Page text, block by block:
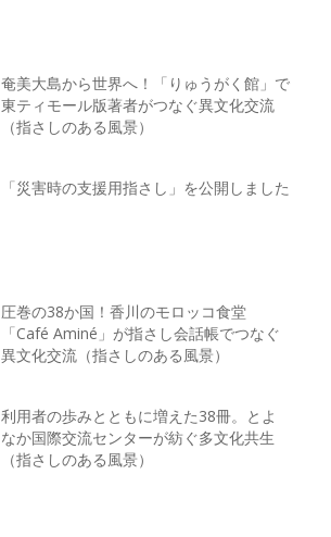
奄美大島から世界へ！「りゅうがく館」で
東ティモール版著者がつなぐ異文化交流
（指さしのある風景）
「災害時の支援用指さし」を公開しました
圧巻の38か国！香川のモロッコ食堂
「Café Aminé」が指さし会話帳でつなぐ
異文化交流（指さしのある風景）
利用者の歩みとともに増えた38冊。とよ
なか国際交流センターが紡ぐ多文化共生
（指さしのある風景）